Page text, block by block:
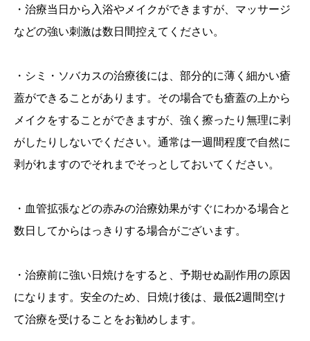
・治療当日から入浴やメイクができますが、マッサージ
などの強い刺激は数日間控えてください。
・シミ・ソバカスの治療後には、部分的に薄く細かい瘡
蓋ができることがあります。その場合でも瘡蓋の上から
メイクをすることができますが、強く擦ったり無理に剥
がしたりしないでください。通常は一週間程度で自然に
剥がれますのでそれまでそっとしておいてください。
・血管拡張などの赤みの治療効果がすぐにわかる場合と
数日してからはっきりする場合がございます。
・治療前に強い日焼けをすると、予期せぬ副作用の原因
になります。安全のため、日焼け後は、最低2週間空け
て治療を受けることをお勧めします。